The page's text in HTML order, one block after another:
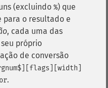
(excluindo %) que
para o resultado e
, cada uma das
próprio
de conversão
.